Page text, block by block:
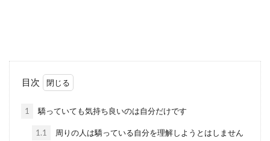
目次
1 驕っていても気持ち良いのは自分だけです
1.1 周りの人は驕っている自分を理解しようとはしません